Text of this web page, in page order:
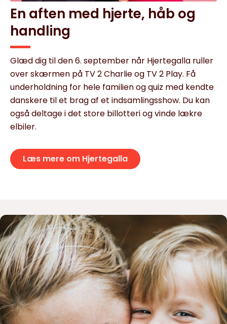
En aften med hjerte, håb og
handling
Glæd dig til den 6. september når Hjertegalla ruller
over skærmen på TV 2 Charlie og TV 2 Play. Få
underholdning for hele familien og quiz med kendte
danskere til et brag af et indsamlingsshow. Du kan
også deltage i det store billotteri og vinde lækre
elbiler.
Læs mere om Hjertegalla